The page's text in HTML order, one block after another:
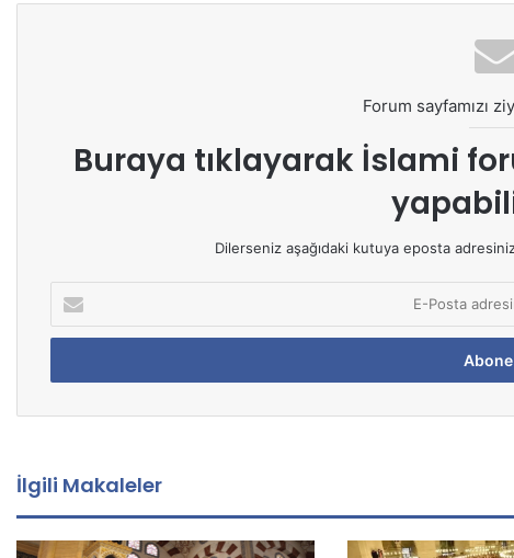
Forum sayfamızı
Buraya tıklayarak İslami
Dilerseniz aşağıdaki kutuya eposta
P
s
d
e
s
İlgili Makaleler